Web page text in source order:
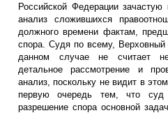
Российской Федерации
анализ сложившихся
должного времени фактам,
спора. Судя по всему,
данном случае не считает
детальное рассмотрение и
анализ, поскольку не видит в
первую очередь тем, что
разрешение спора основной